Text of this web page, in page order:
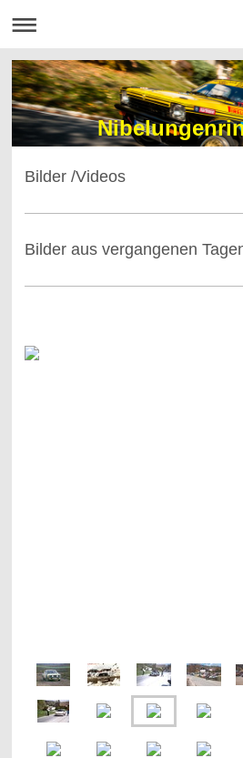
Bilder /Videos
Bilder aus vergangenen